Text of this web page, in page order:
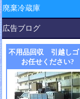
廃棄冷蔵庫
広告ブログ
不用品回収 引越しゴ
お任せください?